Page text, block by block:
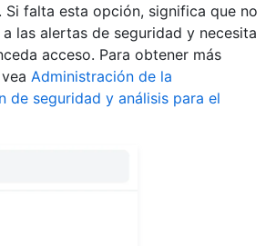
. Si falta esta opción, significa que no
las alertas de seguridad y necesita
acceso. Para obtener más
Administración de la
de seguridad y análisis para el